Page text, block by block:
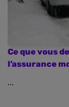
Ce que vous
l’assurance
...